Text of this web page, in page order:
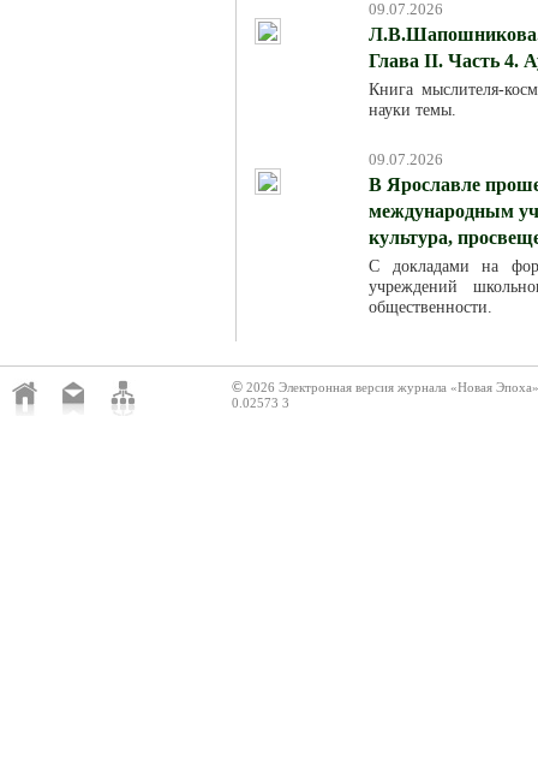
09.07.2026
Л.В.Шапошникова.
Глава II. Часть 4.
Книга мыслителя-
науки темы.
09.07.2026
В Ярославле
международным
культура,
С докладами на
учреждений
общественности.
© 2026 Электронная версия журнала «Новая Эпоха»
0.02573 3